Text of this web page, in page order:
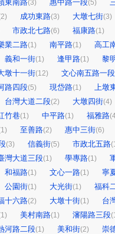
東南路(3) 惠中路一段(5)
成功東路(3) 大墩七街(3)
市政北七路(6) 福康路(1)
業二路(1) 南平路(1)
高工
義和一街(1) 逢甲路(1)
黎
墩十一街(12)
文心南五路一段
路四段(5) 現岱路(1)
上墩
台灣大道二段(2) 大墩四街(4)
竹巷(1) 中平路(1) 福雅路
至善路(2) 惠中三街(6)
(3) 信義街(5) 市政北五路
灣大道三段(1) 學專路(1)
和福路(1) 文心一路(1)
寧
公園街(1) 大光街(1)
福科
十六路(2) 大墩十街(1)
台
美村南路(1) 瀋陽路三段
河路二段(1) 美和街(2)
崇